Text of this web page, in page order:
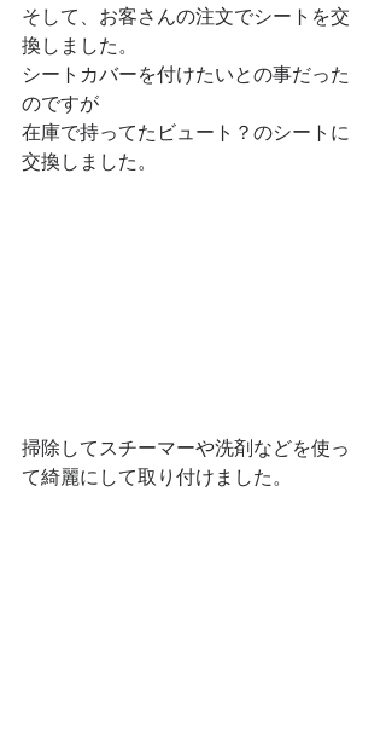
そして、お客さんの注文でシートを交
換しました。
シートカバーを付けたいとの事だった
のですが
在庫で持ってたビュート？のシートに
交換しました。
掃除してスチーマーや洗剤などを使っ
て綺麗にして取り付けました。